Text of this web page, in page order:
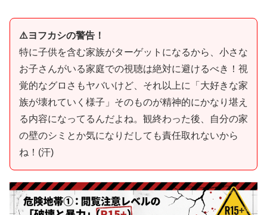
⚠️ヨフカシの警告！
特に子供を含む家族がターゲットになるから、小さな
お子さんがいる家庭での視聴は絶対に避けるべき！視
覚的なグロさもヤバいけど、それ以上に「大好きな家
族が壊れていく様子」そのものが精神的にかなり堪え
る内容になってるんだよね。観終わった後、自分の家
の壁のシミとか気になりだしても責任取れないから
ね！(汗)